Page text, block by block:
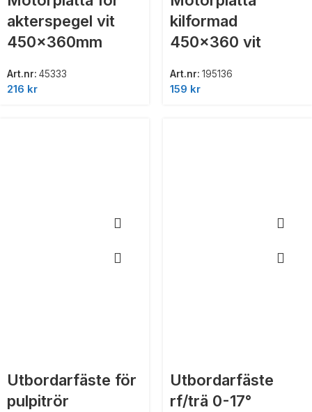
akterspegel vit
450x360mm
Art.nr: 45333
216 kr
kilformad
450×360 vit
Art.nr: 195136
159 kr
Utbordarfäste för
pulpitrör
Utbordarfäste
rf/trä 0-17°